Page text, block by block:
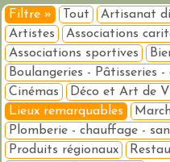
Filtre » Tout Artisanat
Artistes
Associations
Associations sportives
Boulangeries - Pâtisseries
Cinémas
Déco et Art de
Lieux remarquables
Plomberie - chauffage -
Produits régionaux